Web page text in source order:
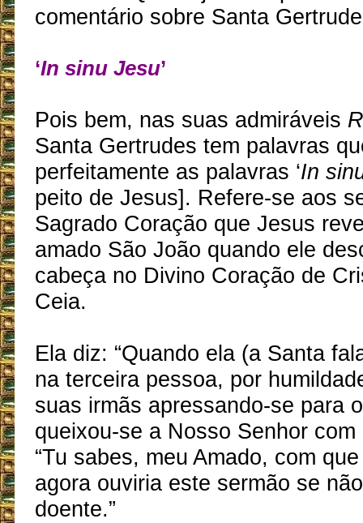
comentário sobre Santa
‘In sinu Jesu’
Pois bem, nas suas admiráveis
Santa Gertrudes tem palavras
perfeitamente as palavras ‘In
peito de Jesus]. Refere-se aos
Sagrado Coração que Jesus
amado São João quando ele
cabeça no Divino Coração de
Ceia.
Ela diz: “Quando ela (a Santa
na terceira pessoa, por
suas irmãs apressando-se para
queixou-se a Nosso Senhor
“Tu sabes, meu Amado, com
agora ouviria este sermão se
doente.”